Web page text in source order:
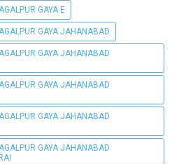
GAYA E
GAYA JAHANABAD
GAYA JAHANABAD
GAYA JAHANABAD
GAYA JAHANABAD
GAYA JAHANABAD